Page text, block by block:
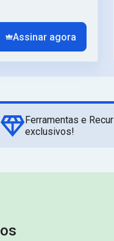
Assinar agora
Ferramentas e
exclusivos!